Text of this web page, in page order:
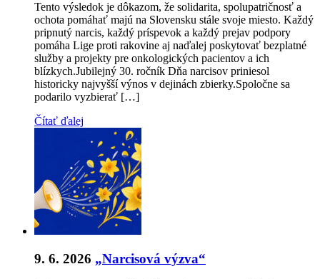
Tento výsledok je dôkazom, že solidarita, spolupatričnosť a
ochota pomáhať majú na Slovensku stále svoje miesto. Každý
pripnutý narcis, každý príspevok a každý prejav podpory
pomáha Lige proti rakovine aj naďalej poskytovať bezplatné
služby a projekty pre onkologických pacientov a ich
blízkych.Jubilejný 30. ročník Dňa narcisov priniesol
historicky najvyšší výnos v dejinách zbierky.Spoločne sa
podarilo vyzbierať […]
Čítať ďalej
9. 6. 2026 „Narcisová výzva“